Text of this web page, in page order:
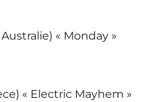
« Monday »
« Electric Mayhem »